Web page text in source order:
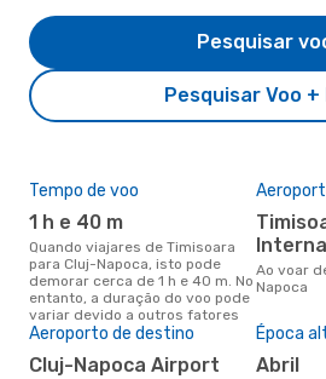
Pesquisar Voo
Pesquisar
Tempo de voo
1 h e 40 m
Quando viajares de Timisoara
para Cluj-Napoca, isto pode
demorar cerca de 1 h e 40 m. No
entanto, a duração do voo pode
variar devido a outros fatores
Timisoara Traian Vuia
Ao voar de Timisoara para Cluj-
Napoca
Aeroporto de destino
Cluj-Napoca Airport
Época
abril